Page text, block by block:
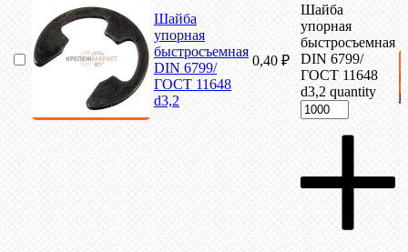
Шайба
упорная
быстросъемная
DIN 6799/
ГОСТ 11648
d3,2
0,40 ₽
Шайба
упорная
быстросъемная
DIN 6799/
ГОСТ 11648
d3,2 quantity
В